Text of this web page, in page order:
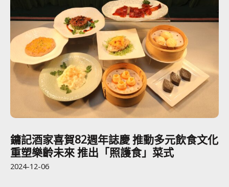
鏞記酒家喜賀82週年誌慶 推動多元飲食文化
重塑樂齡未來 推出「照護食」菜式
2024-12-06